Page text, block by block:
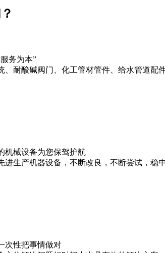
务为本”
、耐酸碱阀门、化工管材管件、给水管道配
机械设备为您保驾护航
进生产机器设备，不断改良，不断尝试，稳中
次性把事情做对